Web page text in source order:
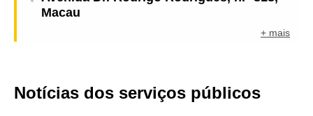
Macau
+ mais
Notícias dos serviços públicos